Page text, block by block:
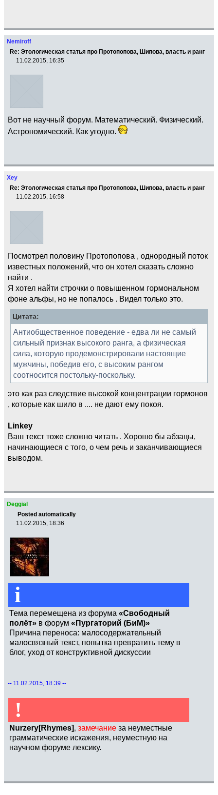
Nemiroff
Re: Этологическая статья про Протопопова, Шипова, власть и ранг
11.02.2015, 16:35
Вот не научный форум. Математический. Физический.
Астрономический. Как угодно.
Xey
Re: Этологическая статья про Протопопова, Шипова, власть и ранг
11.02.2015, 16:58
Посмотрел половину Протопопова , однородный поток
известных положений, что он хотел сказать сложно
найти .
Я хотел найти строчки о повышенном гормональном
фоне альфы, но не попалось . Видел только это.
Цитата:
Антиобщественное поведение - едва ли не самый
сильный признак высокого ранга, а физическая
сила, которую продемонстрировали настоящие
мужчины, победив его, с высоким рангом
соотносится постольку-поскольку.
это как раз следствие высокой концентрации гормонов
, которые как шило в .... не дают ему покоя.
Linkey
Ваш текст тоже сложно читать . Хорошо бы абзацы,
начинающиеся с того, о чем речь и заканчивающиеся
выводом.
Deggial
Posted automatically
11.02.2015, 18:36
i
Тема перемещена из форума «Свободный
полёт» в форум «Пургаторий (БиМ)»
Причина переноса: малосодержательный
малосвязный текст, попытка превратить тему в
блог, уход от конструктивной дискуссии
-- 11.02.2015, 18:39 --
!
Nurzery[Rhymes], замечание за неуместные
грамматические искажения, неуместную на
научном форуме лексику.